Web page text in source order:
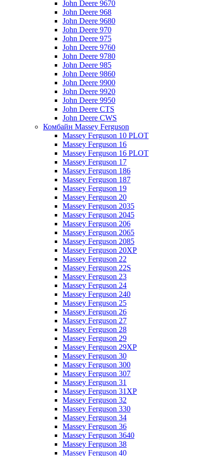
John Deere 9670
John Deere 968
John Deere 9680
John Deere 970
John Deere 975
John Deere 9760
John Deere 9780
John Deere 985
John Deere 9860
John Deere 9900
John Deere 9920
John Deere 9950
John Deere CTS
John Deere CWS
Комбайн Massey Ferguson
Massey Ferguson 10 PLOT
Massey Ferguson 16
Massey Ferguson 16 PLOT
Massey Ferguson 17
Massey Ferguson 186
Massey Ferguson 187
Massey Ferguson 19
Massey Ferguson 20
Massey Ferguson 2035
Massey Ferguson 2045
Massey Ferguson 206
Massey Ferguson 2065
Massey Ferguson 2085
Massey Ferguson 20XP
Massey Ferguson 22
Massey Ferguson 22S
Massey Ferguson 23
Massey Ferguson 24
Massey Ferguson 240
Massey Ferguson 25
Massey Ferguson 26
Massey Ferguson 27
Massey Ferguson 28
Massey Ferguson 29
Massey Ferguson 29XP
Massey Ferguson 30
Massey Ferguson 300
Massey Ferguson 307
Massey Ferguson 31
Massey Ferguson 31XP
Massey Ferguson 32
Massey Ferguson 330
Massey Ferguson 34
Massey Ferguson 36
Massey Ferguson 3640
Massey Ferguson 38
Massey Ferguson 40